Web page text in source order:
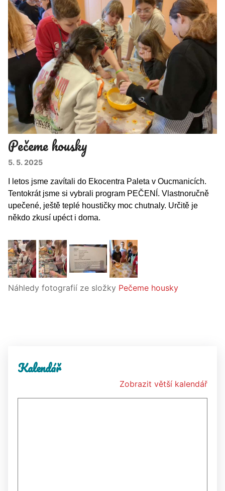
Pečeme housky
5. 5. 2025
I letos jsme zavítali do Ekocentra Paleta v Oucmanicích.
Tentokrát jsme si vybrali program PEČENÍ. Vlastnoručně
upečené, ještě teplé houstičky moc chutnaly. Určitě je
někdo zkusí upéct i doma.
Náhledy fotografií ze složky Pečeme housky
Kalendář
Zobrazit větší kalendář